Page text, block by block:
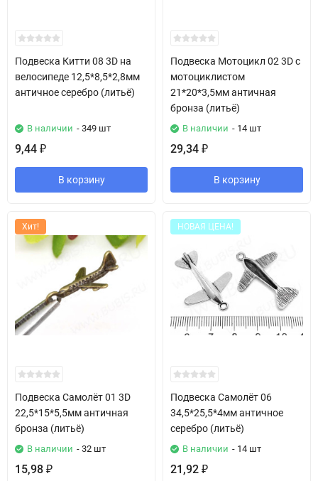
Подвеска Китти 08 3D на
велосипеде 12,5*8,5*2,8мм
античное серебро (литьё)
В наличии - 349 шт
9,44 ₽
В корзину
Подвеска Мотоцикл 02 3D с
мотоциклистом
21*20*3,5мм античная
бронза (литьё)
В наличии - 14 шт
29,34 ₽
В корзину
Хит!
Подвеска Самолёт 01 3D
22,5*15*5,5мм античная
бронза (литьё)
В наличии - 32 шт
15,98 ₽
НОВАЯ ЦЕНА!
Подвеска Самолёт 06
34,5*25,5*4мм античное
серебро (литьё)
В наличии - 14 шт
21,92 ₽